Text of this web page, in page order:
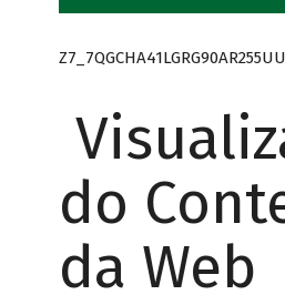
do
da Web